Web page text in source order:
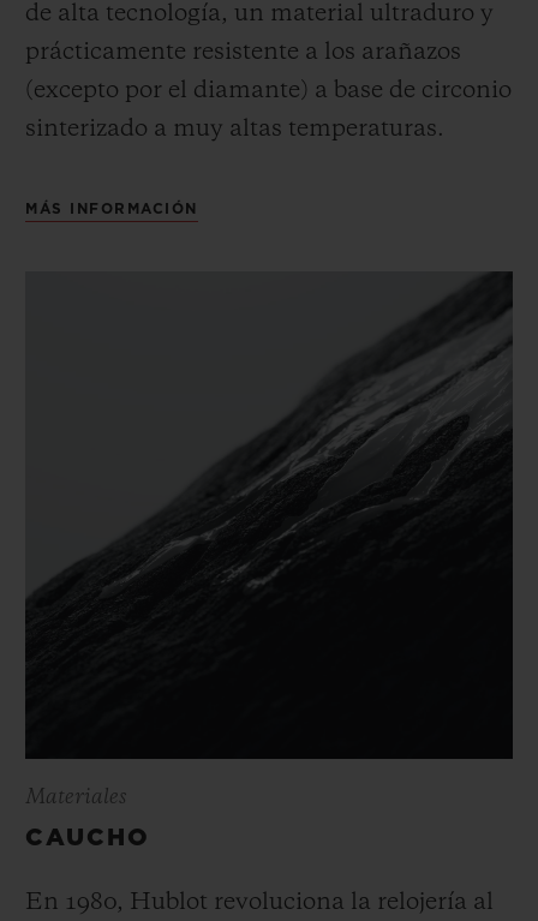
de alta tecnología, un material ultraduro y
prácticamente resistente a los arañazos
(excepto por el diamante) a base de circonio
sinterizado a muy altas temperaturas.
MÁS INFORMACIÓN
Materiales
CAUCHO
En 1980, Hublot revoluciona la relojería al